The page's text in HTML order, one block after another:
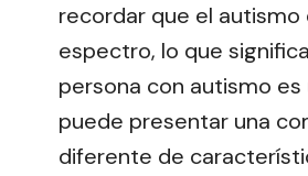
recordar que el autismo
espectro, lo que
persona con autismo es
puede presentar una
diferente de